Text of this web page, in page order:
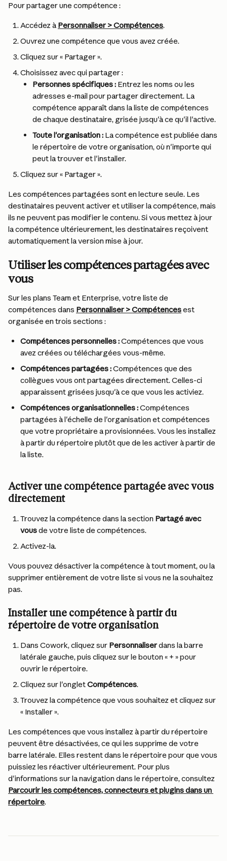
Pour partager une compétence :
Accédez à Personnaliser > Compétences.
Ouvrez une compétence que vous avez créée.
Cliquez sur « Partager ».
Choisissez avec qui partager :
Personnes spécifiques : Entrez les noms ou les
adresses e-mail pour partager directement. La
compétence apparaît dans la liste de compétences
de chaque destinataire, grisée jusqu'à ce qu'il l'active.
Toute l'organisation : La compétence est publiée dans
le répertoire de votre organisation, où n'importe qui
peut la trouver et l'installer.
Cliquez sur « Partager ».
Les compétences partagées sont en lecture seule. Les
destinataires peuvent activer et utiliser la compétence, mais
ils ne peuvent pas modifier le contenu. Si vous mettez à jour
la compétence ultérieurement, les destinataires reçoivent
automatiquement la version mise à jour.
Utiliser les compétences partagées avec
vous
Sur les plans Team et Enterprise, votre liste de
compétences dans Personnaliser > Compétences est
organisée en trois sections :
Compétences personnelles : Compétences que vous
avez créées ou téléchargées vous-même.
Compétences partagées : Compétences que des
collègues vous ont partagées directement. Celles-ci
apparaissent grisées jusqu'à ce que vous les activiez.
Compétences organisationnelles : Compétences
partagées à l'échelle de l'organisation et compétences
que votre propriétaire a provisionnées. Vous les installez
à partir du répertoire plutôt que de les activer à partir de
la liste.
Activer une compétence partagée avec vous
directement
Trouvez la compétence dans la section Partagé avec
vous de votre liste de compétences.
Activez-la.
Vous pouvez désactiver la compétence à tout moment, ou la
supprimer entièrement de votre liste si vous ne la souhaitez
pas.
Installer une compétence à partir du
répertoire de votre organisation
Dans Cowork, cliquez sur Personnaliser dans la barre
latérale gauche, puis cliquez sur le bouton « + » pour
ouvrir le répertoire.
Cliquez sur l'onglet Compétences.
Trouvez la compétence que vous souhaitez et cliquez sur
« Installer ».
Les compétences que vous installez à partir du répertoire
peuvent être désactivées, ce qui les supprime de votre
barre latérale. Elles restent dans le répertoire pour que vous
puissiez les réactiver ultérieurement. Pour plus
d'informations sur la navigation dans le répertoire, consultez
Parcourir les compétences, connecteurs et plugins dans un
répertoire.